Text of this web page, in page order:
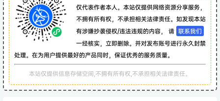
仅代表作者本人。本站仅提供网络资源分享服务，
不拥有所有权，不承担相关法律责任。如发现本站
有涉嫌抄袭侵权/违法违规的内容， 请 联系我们
一经核实，立即删除。并对发布账号进行永久封禁
处理。在为用户提供最好的产品同时，保证优秀的服务质量。
本站仅提供信息存储空间,不拥有所有权,不承担相关法律责任。